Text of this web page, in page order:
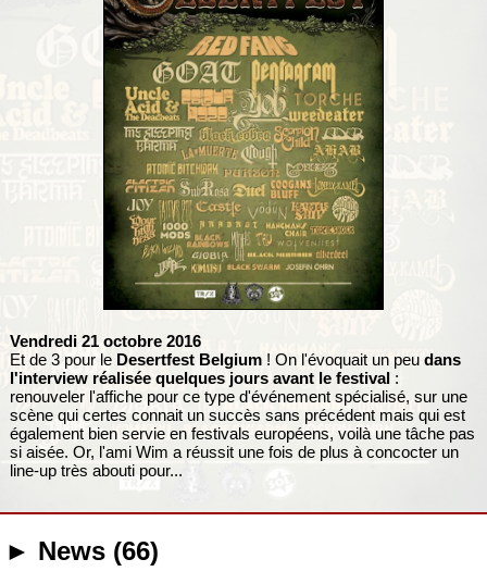
Vendredi 21 octobre 2016
Et de 3 pour le Desertfest Belgium! On l'évoquait un peu dans
l'interview réalisée quelques jours avant le festival :
renouveler l'affiche pour ce type d'événement spécialisé, sur une
scène qui certes connait un succès sans précédent mais qui est
également bien servie en festivals européens, voilà une tâche pas
si aisée. Or, l'ami Wim a réussit une fois de plus à concocter un
line-up très abouti pour...
► News (66)